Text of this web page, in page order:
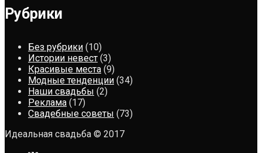
Рубрики
Без рубрики (10)
Истории невест (3)
Красивые места (9)
Модные тенденции (34)
Наши свадьбы (2)
Реклама (17)
Свадебные советы (73)
Идеальная свадьба © 2017